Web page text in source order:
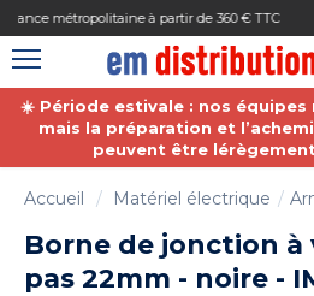
Paiement sécurisé
☀️ Période estivale : nos
mais la préparation et
peuvent être
Accueil Matériel électrique
Borne de jonction à
pas 22mm - noire -
Gestion des cookies